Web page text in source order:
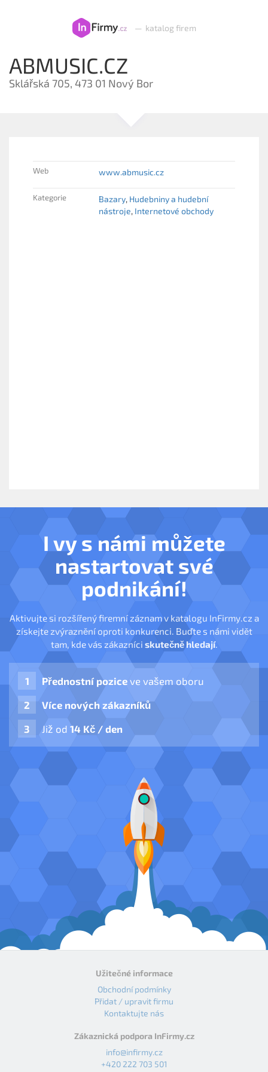
— katalog firem
ABMUSIC.CZ
Sklářská 705, 473 01 Nový Bor
Web www.abmusic.cz
Kategorie Bazary Hudebniny a hudební
nástroje Internetové obchody
I vy s námi můžete
nastartovat své
podnikání!
Aktivujte si rozšířený firemní záznam v katalogu InFirmy.cz a
získejte zvýraznění oproti konkurenci. Buďte s námi vidět
tam, kde vás zákazníci skutečně hledají.
Přednostní pozice ve vašem oboru
Více nových zákazníků
Již od 14 Kč / den
Užitečné informace
Obchodní podmínky
Přidat / upravit firmu
Kontaktujte nás
Zákaznická podpora InFirmy.cz
info@infirmy.cz
+420 222 703 501